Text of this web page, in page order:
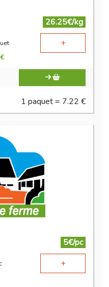
26.25€/kg
+
€
1 paquet = 7.22 €
5€/pc
+